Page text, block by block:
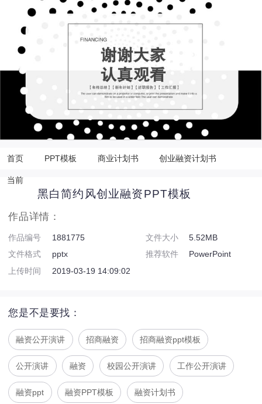
首页 PPT模板 商业计划书 创业融资计划书
当前
黑白简约风创业融资PPT模板
作品详情：
作品编号 1881775 文件大小
5.52MB
文件格式
pptx 推荐软件
PowerPoint
上传时间
2019-03-19 14:09:02
您是不是要找：
融资公开演讲 招商融资 招商融资ppt模板
公开演讲 融资 校园公开演讲 工作公开演讲
融资ppt 融资PPT模板 融资计划书